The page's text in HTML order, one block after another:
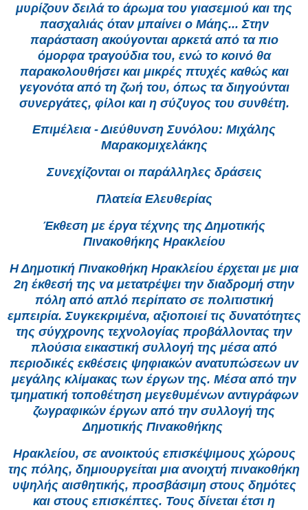
μυρίζουν δειλά το άρωμα του γιασεμιού και της
πασχαλιάς όταν μπαίνει ο Μάης... Στην
παράσταση ακούγονται αρκετά από τα πιο
όμορφα τραγούδια του, ενώ το κοινό θα
παρακολουθήσει και μικρές πτυχές καθώς και
γεγονότα από τη ζωή του, όπως τα διηγούνται
συνεργάτες, φίλοι και η σύζυγος του συνθέτη.
Επιμέλεια - Διεύθυνση Συνόλου: Μιχάλης
Μαρακομιχελάκης
Συνεχίζονται οι παράλληλες δράσεις
Πλατεία Ελευθερίας
Έκθεση με έργα τέχνης της Δημοτικής
Πινακοθήκης Ηρακλείου
Η Δημοτική Πινακοθήκη Ηρακλείου έρχεται με μια
2η έκθεσή της να μετατρέψει την διαδρομή στην
πόλη από απλό περίπατο σε πολιτιστική
εμπειρία. Συγκεκριμένα, αξιοποιεί τις δυνατότητες
της σύγχρονης τεχνολογίας προβάλλοντας την
πλούσια εικαστική συλλογή της μέσα από
περιοδικές εκθέσεις ψηφιακών ανατυπώσεων uv
μεγάλης κλίμακας των έργων της. Μέσα από την
τμηματική τοποθέτηση μεγεθυμένων αντιγράφων
ζωγραφικών έργων από την συλλογή της
Δημοτικής Πινακοθήκης
Ηρακλείου, σε ανοικτούς επισκέψιμους χώρους
της πόλης, δημιουργείται μια ανοιχτή πινακοθήκη
υψηλής αισθητικής, προσβάσιμη στους δημότες
και στους επισκέπτες. Τους δίνεται έτσι η